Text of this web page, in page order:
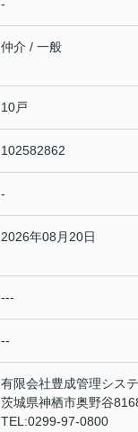
-
仲介 / 一般
10戸
102582862
-
2026年08月20日
---
--
有限会社豊成管理シス
茨城県神栖市奥野谷
TEL:0299-97-0800